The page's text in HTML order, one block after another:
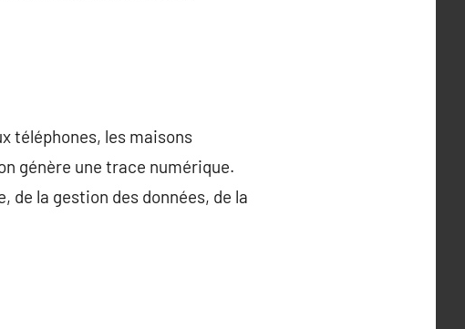
téléphones, les maisons
génère une trace numérique.
de la gestion des données, de la